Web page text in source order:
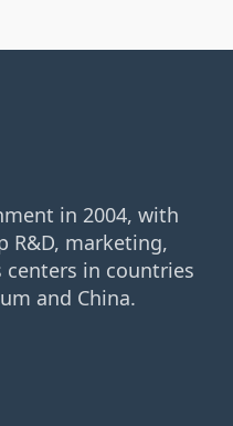
in 2004, with
R&D, marketing,
in countries
and China.